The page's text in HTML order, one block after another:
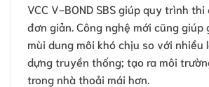
VCC V-BOND SBS giúp quy trình
đơn giản. Công nghệ mới cũng giúp
mùi dung môi khó chịu so với nhiều
dựng truyền thống; tạo ra môi
trong nhà thoải mái hơn.